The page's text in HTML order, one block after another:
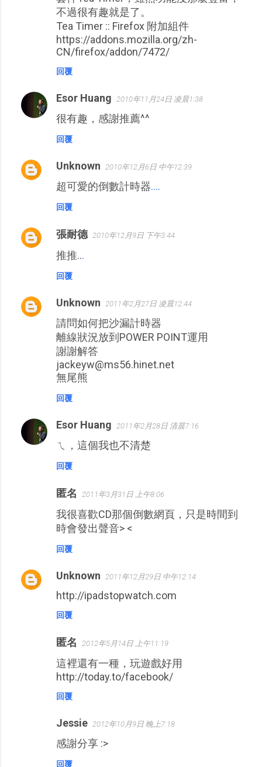
不過很有趣就是了。
Tea Timer :: Firefox 附加組件
https://addons.mozilla.org/zh-
CN/firefox/addon/7472/
回覆
Esor Huang 2010年11月24日 凌晨1:38
很有趣，感謝推薦^^
回覆
Unknown 2010年12月6日 中午12:39
超可愛的倒數計時器....
回覆
張耐德 2010年12月9日 下午3:44
推推...
回覆
Unknown 2011年2月27日 凌晨12:44
請問如何把沙漏計時器
離線狀況放到POWER POINT運用
謝謝解答
jackeyw@ms56.hinet.net
無尾熊
回覆
Esor Huang 2011年2月28日 清晨7:16
ㄟ，這個我也不清楚
回覆
匿名 2011年3月31日 上午8:06
我很喜歡CD那個倒數網頁，只是時間到
時會發出聲音> <
回覆
Unknown 2011年12月29日 中午12:14
http://ipadstopwatch.com
回覆
匿名 2012年5月14日 上午11:19
這裡還有一種，玩遊戲好用
http://today.to/facebook/
回覆
Jessie 2012年10月9日 晚上7:18
感謝分享 :>
回覆